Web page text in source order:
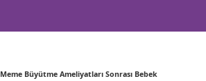
Meme Büyütme Ameliyatları Sonrası Bebek